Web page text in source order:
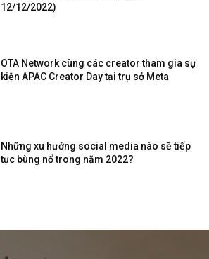
12/12/2022)
OTA Network cùng các creator tham gia sự
kiện APAC Creator Day tại trụ sở Meta
Những xu hướng social media nào sẽ tiếp
tục bùng nổ trong năm 2022?